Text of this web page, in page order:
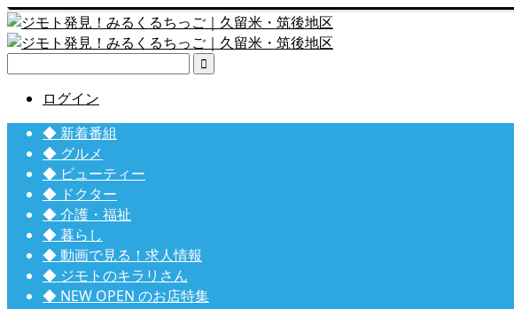

ログイン
◆ 新着番組
◆ グルメ
◆ ビューティー
◆ ドクター
◆ 介護・福祉
◆ 暮らし
◆ 動画で見る！求人情報
◆ ジモトのキラリさん
◆ NEW OPEN のお店特集